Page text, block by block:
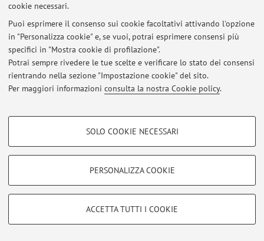
cookie necessari.
Puoi esprimere il consenso sui cookie facoltativi attivando l'opzione
in "Personalizza cookie" e, se vuoi, potrai esprimere consensi più
specifici in "Mostra cookie di profilazione".
Potrai sempre rivedere le tue scelte e verificare lo stato dei consensi
rientrando nella sezione "Impostazione cookie" del sito.
Per maggiori informazioni consulta la nostra Cookie policy.
COOKIE DI PROFILAZIONE - FACOLTATIVI
COOKIE TECNICI - NECESSARI
Si tratta di cookie tecnici utilizzati, a titolo esemplificativo, per il corretto
SOLO COOKIE NECESSARI
PERSONALIZZA COOKIE
ACCETTA TUTTI I COOKIE
Ultimi avvisi
Al momento non sono presenti avvisi.
Accedi tramiteloginper gestire tutti i contenuti del sito.
© 2026 - ALMA MATER STUDIORUM - Università di Bologna - Via
Zamboni, 33 - 40126 Bologna - Partita IVA: 01131710376